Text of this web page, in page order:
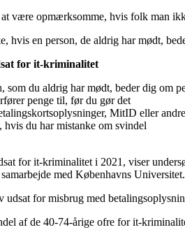
være opmærksomme, hvis folk man
hvis en person, de aldrig har mødt,
for it-kriminalitet
som du aldrig har mødt, beder dig om
penge til, før du gør det
MitID eller
du har mistanke om svindel
for it-kriminalitet i 2021, viser
med Københavns Universitet.
udsat for misbrug med
af de 40-74-årige ofre for it-